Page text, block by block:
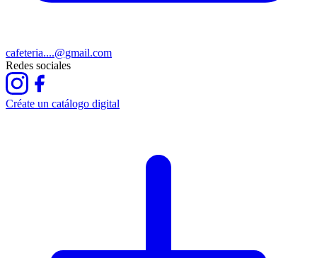
cafeteria....@gmail.com
Redes sociales
Créate un catálogo digital